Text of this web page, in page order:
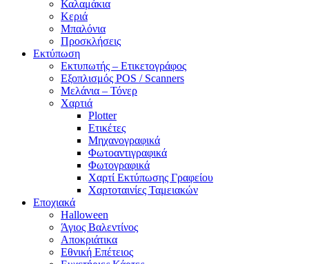
Καλαμάκια
Κεριά
Μπαλόνια
Προσκλήσεις
Εκτύπωση
Εκτυπωτής – Ετικετογράφος
Εξοπλισμός POS / Scanners
Μελάνια – Τόνερ
Χαρτιά
Plotter
Ετικέτες
Μηχανογραφικά
Φωτοαντιγραφικά
Φωτογραφικά
Χαρτί Εκτύπωσης Γραφείου
Χαρτοταινίες Ταμειακών
Εποχιακά
Halloween
Άγιος Βαλεντίνος
Αποκριάτικα
Εθνική Επέτειος